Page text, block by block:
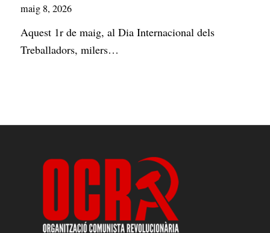
maig 8, 2026
Aquest 1r de maig, al Dia Internacional dels
Treballadors, milers…